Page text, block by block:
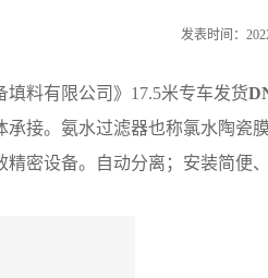
发表时间：
料有限公司》17.5米专车发货
接。氨水过滤器也称氯水陶瓷膜
密设备。自动分离；安装简便